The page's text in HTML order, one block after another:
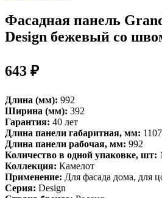
Фасадная панель
Design бежевый со
643 ₽
Длина (мм): 992
Ширина (мм): 392
Гарантия: 40 лет
Длина панели габаритная, мм: 1107
Длина панели рабочая, мм: 992
Количество в одной упаковке, шт:
Коллекция: Камелот
Применение: Для фасада дома, для
Серия: Design